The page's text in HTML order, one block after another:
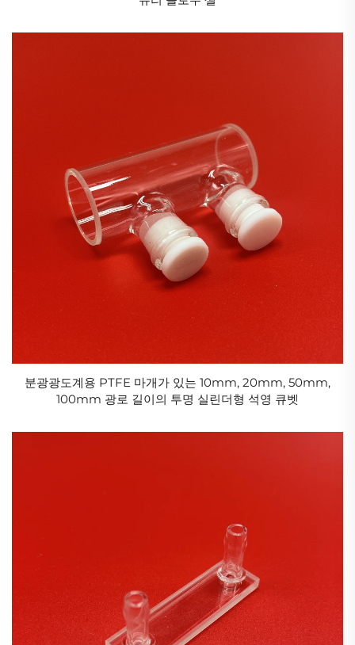
분광광도계용 PTFE 마개가 있는 10mm, 20mm, 50mm,
100mm 광로 길이의 투명 실린더형 석영 큐벳